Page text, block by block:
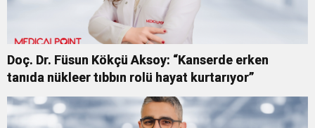
Doç. Dr. Füsun Kökçü Aksoy: “Kanserde erken
tanıda nükleer tıbbın rolü hayat kurtarıyor”